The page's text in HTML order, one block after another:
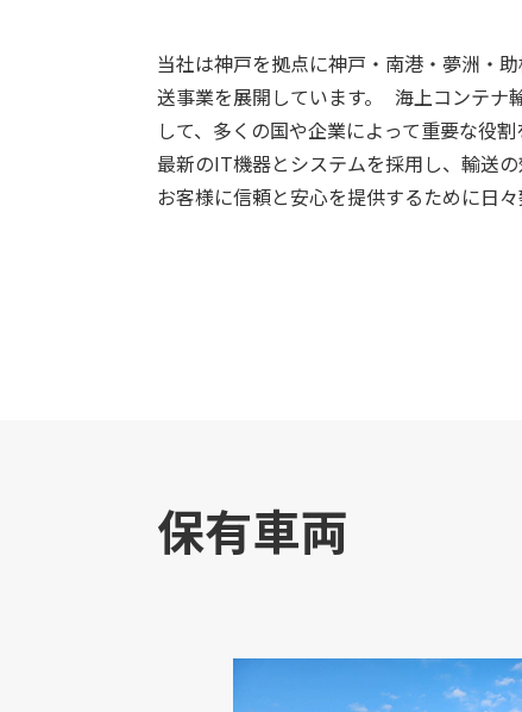
当社は神戸を拠点に神戸・南港・夢洲・
送事業を展開しています。 海上コンテナ
して、多くの国や企業によって重要な役割
最新のIT機器とシステムを採用し、輸送の
お客様に信頼と安心を提供するために日々
保有車両